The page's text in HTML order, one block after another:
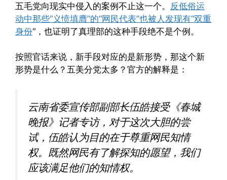
五毛党向现实中侵入的案例不止这一个。 反低俗运
动中那些“义愤填膺”的“网民代表”也被人发现有“双重
身份“，也证明了真理部的这种手段绝不是个例。
按照官话来说，新手段对应的是新形势，那这个新
形势是什么？五美分党太多？官方的解释是：
云南省委宣传部副部长伍皓接受《春城
晚报》记者专访，对于这次大胆的尝
试，伍皓认为目的在于尊重网民知情
权。既然网民有了解探知的愿望，我们
应该满足他们的知情权。